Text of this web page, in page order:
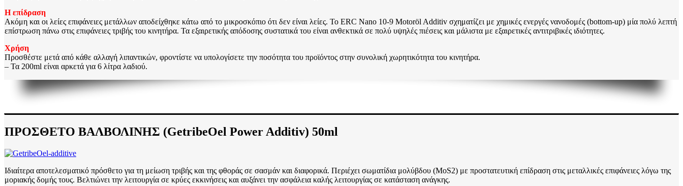
Η επίδραση
Ακόμη και οι λείες επιφάνειες μετάλλων αποδείχθηκε κάτω από το μικροσκόπιο ότι δεν είναι λείες. Το ERC Nano 10-9 Motoröl Additiv σχηματίζει με χημικές ενεργές νανοδομές (bottom-up) μία πολύ λεπτή
επίστρωση πάνω στις επιφάνειες τριβής του κινητήρα. Τα εξαιρετικής απόδοσης συστατικά του είναι ανθεκτικά σε πολύ υψηλές πιέσεις και μάλιστα με εξαιρετικές αντιτριβικές ιδιότητες.
Χρήση
Προσθέστε μετά από κάθε αλλαγή λιπαντικών, φροντίστε να υπολογίσετε την ποσότητα του προϊόντος στην συνολική χωρητικότητα του κινητήρα.
– Τα 200ml είναι αρκετά για 6 λίτρα λαδιού.
ΠΡΟΣΘΕΤΟ ΒΑΛΒΟΛΙΝΗΣ (GetribeOel Power Additiv) 50ml
Ιδιαίτερα αποτελεσματικό πρόσθετο για τη μείωση τριβής και της φθοράς σε σασμάν και διαφορικά. Περιέχει σωματίδια μολύβδου (MoS2) με προστατευτική επίδραση στις μεταλλικές επιφάνειες λόγω της
μοριακής δομής τους. Βελτιώνει την λειτουργία σε κρύες εκκινήσεις και αυξάνει την ασφάλεια καλής λειτουργίας σε κατάσταση ανάγκης.